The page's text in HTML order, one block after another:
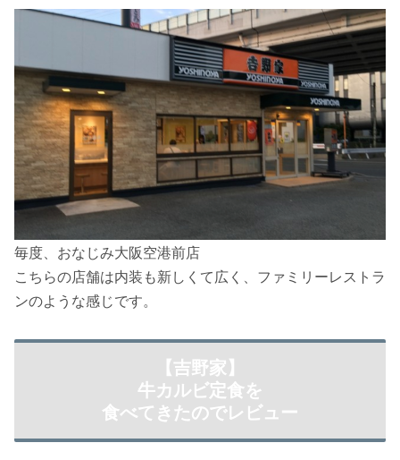
毎度、おなじみ大阪空港前店
こちらの店舗は内装も新しくて広く、ファミリーレストラ
ンのような感じです。
【吉野家】
牛カルビ定食を
食べてきたのでレビュー